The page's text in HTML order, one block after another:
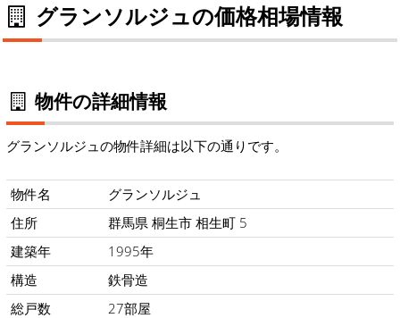
グランソルジュの価格相場情報
物件の詳細情報
グランソルジュの物件詳細は以下の通りです。
物件名
グランソルジュ
住所
群馬県 桐生市 相生町 5
建築年
1995年
構造
鉄骨造
総戸数
27部屋